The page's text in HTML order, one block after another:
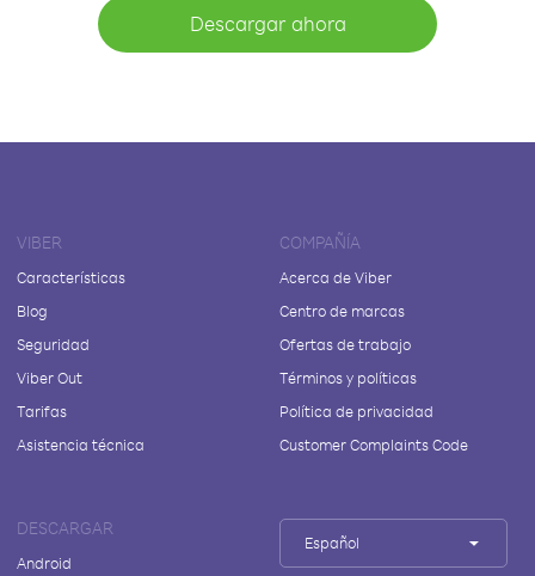
Descargar ahora
VIBER
Características
Blog
Seguridad
Viber Out
Tarifas
Asistencia técnica
COMPAÑÍA
Acerca de Viber
Centro de marcas
Ofertas de trabajo
Términos y políticas
Política de privacidad
Customer Complaints Code
DESCARGAR
Android
Español